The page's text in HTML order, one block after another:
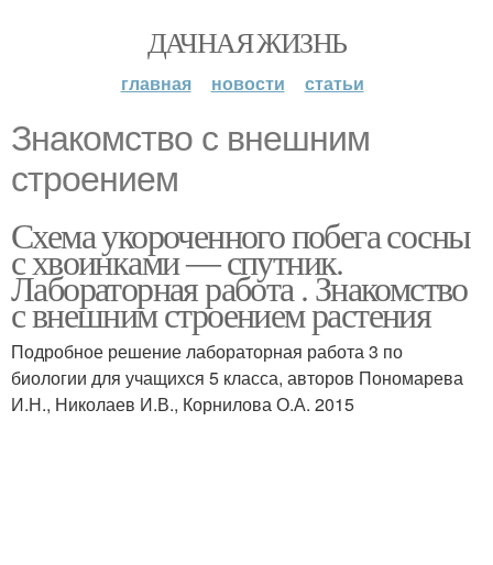
ДАЧНАЯ ЖИЗНЬ
главная новости статьи
Знакомство с внешним
строением
Схема укороченного побега сосны
с хвоинками ― спутник.
Лабораторная работа . Знакомство
с внешним строением растения
Подробное решение лабораторная работа 3 по
биологии для учащихся 5 класса, авторов Пономарева
И.Н., Николаев И.В., Корнилова О.А. 2015